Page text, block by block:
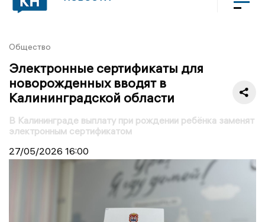
Общество
Электронные сертификаты для
новорожденных вводят в
Калининградской области
В Калининграде выплату при рождении ребёнка заменят
электронным сертификатом
27/05/2026 16:00